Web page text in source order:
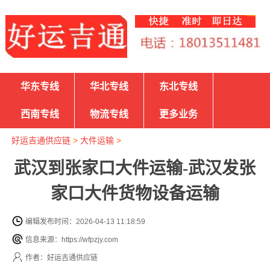
华东专线 华北专线 东北专线
西南专线 物流专线 更多业务
好运吉通供应链> 大件运输>
武汉到张家口大件运输-武汉发张
家口大件货物设备运输
编辑发布时间：2026-04-13 11:18:59
信息来源：https://wfpzjy.com
作者：好运吉通供应链